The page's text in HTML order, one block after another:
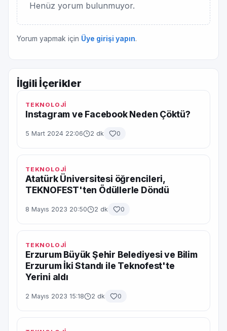
Henüz yorum bulunmuyor.
Yorum yapmak için Üye girişi yapın.
İlgili İçerikler
TEKNOLOJİ
Instagram ve Facebook Neden Çöktü?
5 Mart 2024 22:06 2 dk 0
TEKNOLOJİ
Atatürk Üniversitesi öğrencileri,
TEKNOFEST'ten Ödüllerle Döndü
8 Mayıs 2023 20:50 2 dk 0
TEKNOLOJİ
Erzurum Büyük Şehir Belediyesi ve Bilim
Erzurum İki Standı ile Teknofest'te
Yerini aldı
2 Mayıs 2023 15:18 2 dk 0